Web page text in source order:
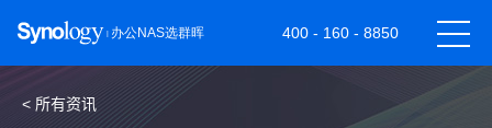
400 - 160 - 8850
< 所有资讯